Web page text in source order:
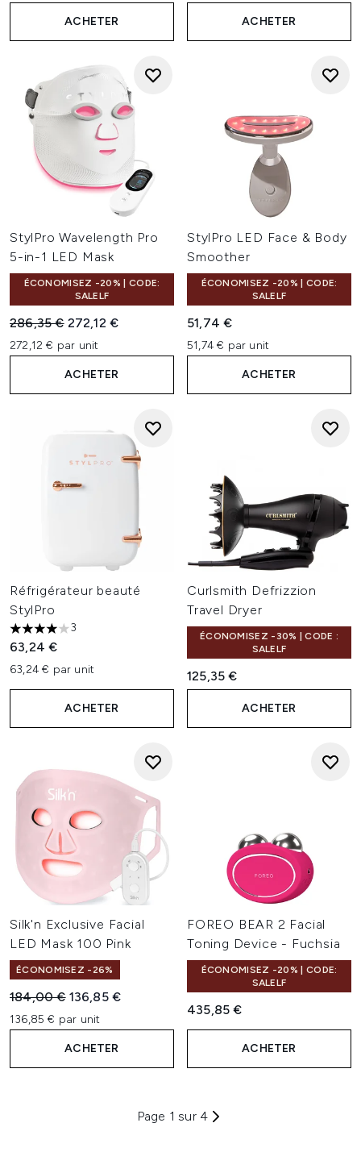
ACHETER ACHETER
StylPro Wavelength Pro
5-in-1 LED Mask
ÉCONOMISEZ -20% | CODE:
SALELF
Prix de vente :
286,35 € Prix ​​actuel :
272,12 €
272,12 € par unit
ACHETER
StylPro LED Face & Body
Smoother
ÉCONOMISEZ -20% | CODE:
SALELF
51,74 €
51,74 € par unit
ACHETER
Réfrigérateur beauté
StylPro
4 étoiles sur un maximum de 5
3
63,24 €
63,24 € par unit
ACHETER
Curlsmith Defrizzion
Travel Dryer
ÉCONOMISEZ -30% | CODE :
SALELF
125,35 €
ACHETER
Silk'n Exclusive Facial
LED Mask 100 Pink
ÉCONOMISEZ -26%
Prix de vente :
184,00 € Prix ​​actuel :
136,85 €
136,85 € par unit
ACHETER
FOREO BEAR 2 Facial
Toning Device - Fuchsia
ÉCONOMISEZ -20% | CODE:
SALELF
435,85 €
ACHETER
Page 1 sur 4